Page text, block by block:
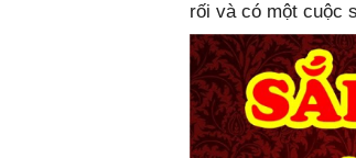
rối và có một cuộc